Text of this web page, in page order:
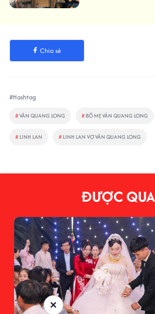
Chia sẻ
#Hashtag
#VÂN QUANG LONG # BỐ MẸ VÂN QUANG LONG
# LINH LAN # LINH LAN VỢ VÂN QUANG LONG
ĐƯỢC
×